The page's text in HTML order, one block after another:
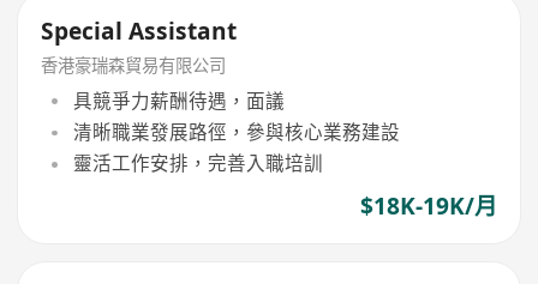
Special Assistant
香港豪瑞森貿易有限公司
具競爭力薪酬待遇，面議
清晰職業發展路徑，參與核心業務建設
靈活工作安排，完善入職培訓
$18K-19K/月